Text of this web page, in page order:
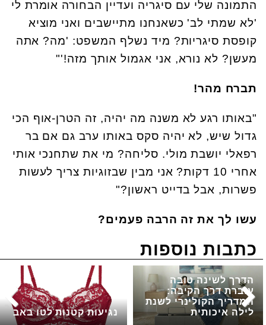
התמונה שלי עם סיגריה ועדיין הבחורה אומרת לי
'לא שמתי לב' כשאנחנו מתיישבים ואני מוציא
קופסת סיגריות? מיד נשלף המשפט: 'מה? אתה
מעשן? לא נורא, אני אגמול אותך מזה!'"
תברח מהר!
"באותו רגע לא משנה מה יהיה, זה הטרן-אוף הכי
גדול שיש, לא יהיה סקס באותו ערב גם אם בר
רפאלי יושבת מולי. סליחה? מי את שתחנכי אותי
אחרי 10 דקות? אני מבין שבזוגיות צריך לעשות
פשרות, אבל בדייט ראשון?"
עשו לך את זה הרבה פעמים?
כתבות נוספות
נגיעות קטנות לטו באב
הדרך לשינה טובה
עוברת דרך הקיבה:
המדריך הקולינרי לשנת
לילה איכותית